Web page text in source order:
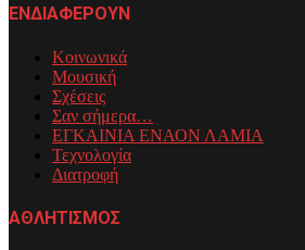
ΕΝΔΙΑΦΕΡΟΥΝ
Κοινωνικά
Μουσική
Σχέσεις
Σαν σήμερα…
ΕΓΚΑΙΝΙΑ ΕΝΑΟΝ ΛΑΜΙΑ
Τεχνολογία
Διατροφή
ΑΘΛΗΤΙΣΜΟΣ